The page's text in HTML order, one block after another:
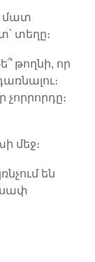
մատ
տեղը։
թողնի, որ
մեջ։
են